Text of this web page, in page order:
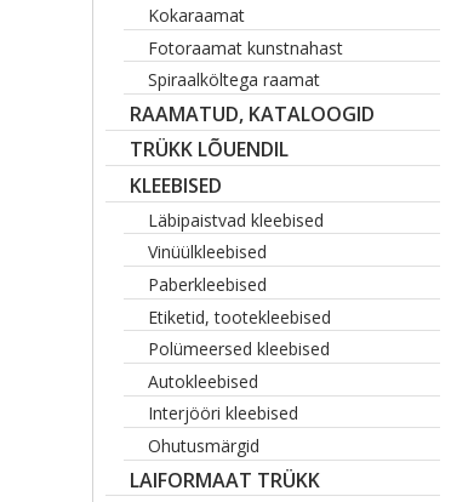
Kokaraamat
Fotoraamat kunstnahast
Spiraalköltega raamat
RAAMATUD, KATALOOGID
TRÜKK LÕUENDIL
KLEEBISED
Läbipaistvad kleebised
Vinüülkleebised
Paberkleebised
Etiketid, tootekleebised
Polümeersed kleebised
Autokleebised
Interjööri kleebised
Ohutusmärgid
LAIFORMAAT TRÜKK